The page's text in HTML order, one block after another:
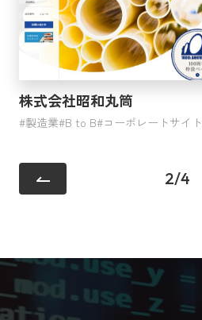
株式会社昭和丸筒
製造業 B to B コーポレートサイト
2/4